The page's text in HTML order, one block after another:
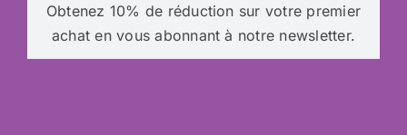
Obtenez 10% de réduction sur votre premier
achat en vous abonnant à notre newsletter.